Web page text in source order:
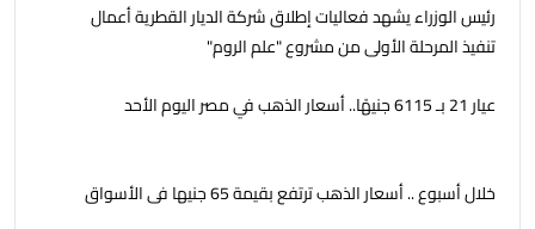
رئيس الوزراء يشهد فعاليات إطلاق شركة الديار القطرية أعمال
تنفيذ المرحلة الأولى من مشروع "علم الروم"
عيار 21 بـ 6115 جنيهًا.. أسعار الذهب في مصر اليوم الأحد
خلال أسبوع .. أسعار الذهب ترتفع بقيمة 65 جنيها فى الأسواق